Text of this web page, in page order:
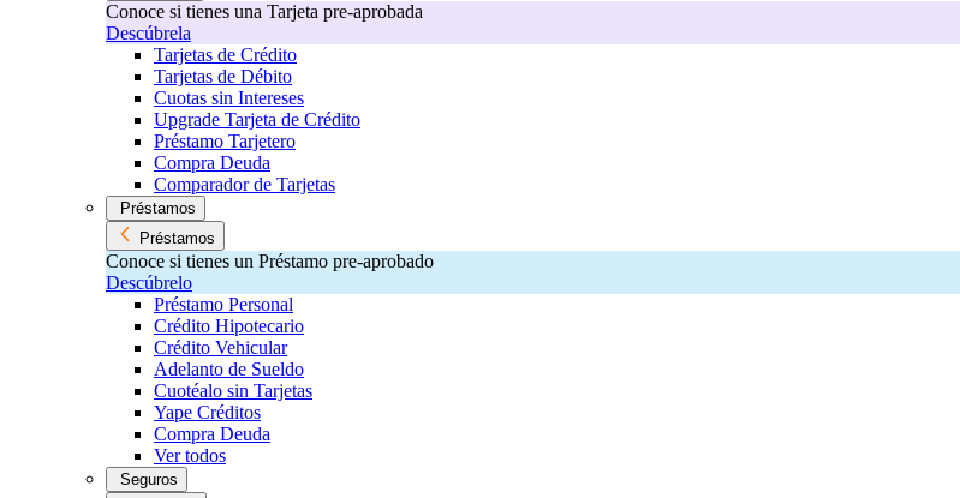
Conoce si tienes una Tarjeta pre-aprobada
Descúbrela
Tarjetas de Crédito
Tarjetas de Débito
Cuotas sin Intereses
Upgrade Tarjeta de Crédito
Préstamo Tarjetero
Compra Deuda
Comparador de Tarjetas
Préstamos
Préstamos
Conoce si tienes un Préstamo pre-aprobado
Descúbrelo
Préstamo Personal
Crédito Hipotecario
Crédito Vehicular
Adelanto de Sueldo
Cuotéalo sin Tarjetas
Yape Créditos
Compra Deuda
Ver todos
Seguros